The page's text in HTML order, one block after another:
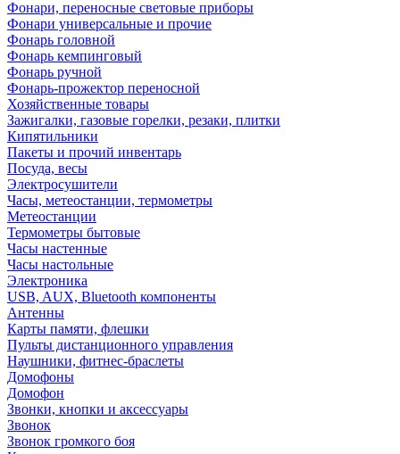
Фонари, переносные световые приборы
Фонари универсальные и прочие
Фонарь головной
Фонарь кемпинговый
Фонарь ручной
Фонарь-прожектор переносной
Хозяйственные товары
Зажигалки, газовые горелки, резаки, плитки
Кипятильники
Пакеты и прочий инвентарь
Посуда, весы
Электросушители
Часы, метеостанции, термометры
Метеостанции
Термометры бытовые
Часы настенные
Часы настольные
Электроника
USB, AUX, Bluetooth компоненты
Антенны
Карты памяти, флешки
Пульты дистанционного управления
Наушники, фитнес-браслеты
Домофоны
Домофон
Звонки, кнопки и аксессуары
Звонок
Звонок громкого боя